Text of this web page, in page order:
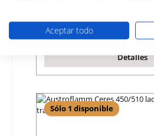
Precio
Disponible, plazo de
Detalles
Sólo 1 disponible
Aceptar todo